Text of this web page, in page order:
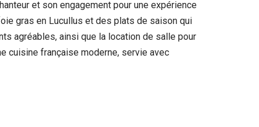
et son engagement pour une expérience
gras en Lucullus et des plats de saison qui
agréables, ainsi que la location de salle pour
cuisine française moderne, servie avec